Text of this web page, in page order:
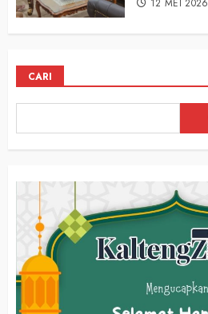
12 MEI 2026
CARI